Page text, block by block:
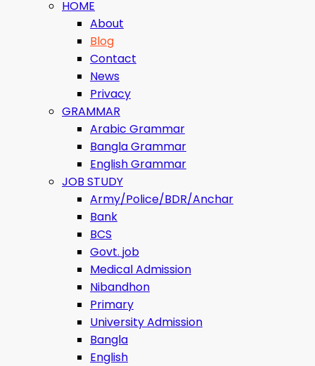
HOME
About
Blog
Contact
News
Privacy
GRAMMAR
Arabic Grammar
Bangla Grammar
English Grammar
JOB STUDY
Army/Police/BDR/Anchar
Bank
BCS
Govt. job
Medical Admission
Nibandhon
Primary
University Admission
Bangla
English